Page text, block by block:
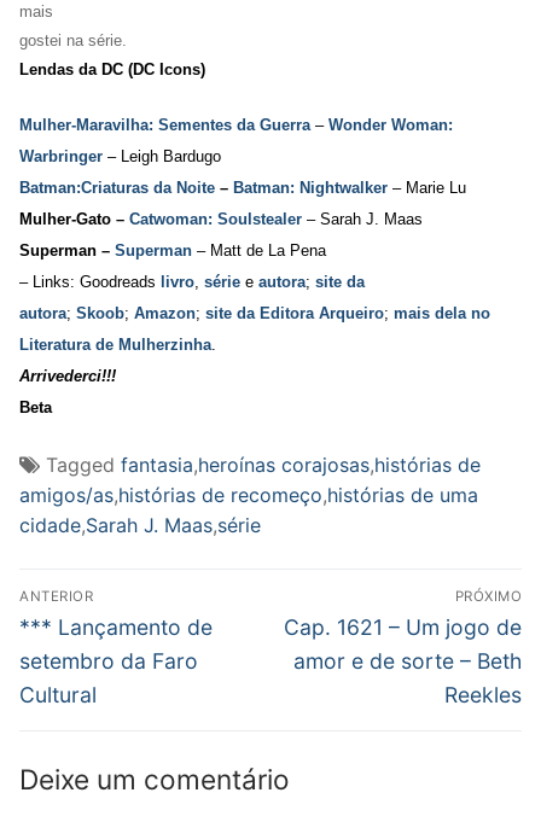
mais
gostei na série.
Lendas da DC (DC Icons)
Mulher-Maravilha: Sementes da Guerra – Wonder Woman:
Warbringer – Leigh Bardugo
Batman:Criaturas da Noite – Batman: Nightwalker – Marie Lu
Mulher-Gato – Catwoman: Soulstealer – Sarah J. Maas
Superman – Superman – Matt de La Pena
– Links: Goodreads
livro, série e autora; site da
autora; Skoob; Amazon; site da Editora Arqueiro; mais dela no
Literatura de Mulherzinha.
Arrivederci!!!
Beta
Tagged fantasia,heroínas corajosas,histórias de
amigos/as,histórias de recomeço,histórias de uma
cidade,Sarah J. Maas,série
Navegação
de
Post
ANTERIOR
Post
anterior:
*** Lançamento de
setembro da Faro
Cultural
PRÓXIMO
Próximo
post:
Cap. 1621 – Um jogo de
amor e de sorte – Beth
Reekles
Deixe um comentário